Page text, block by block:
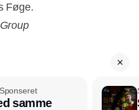
Føge.
Sponseret
samme